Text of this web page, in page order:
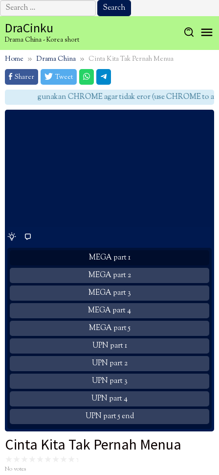
Search
for:
to
content
DraCinku
Drama China - Korea short
Home Drama China
Cinta Kita Tak Pernah Menua
Sharer
Tweet
gunakan CHROME agar tidak eror (use CHROME to
MEGA part 1
MEGA part 2
MEGA part 3
MEGA part 4
MEGA part 5
UPN part 1
UPN part 2
UPN part 3
UPN part 4
UPN part 5 end
Cinta Kita Tak Pernah Menua
No votes